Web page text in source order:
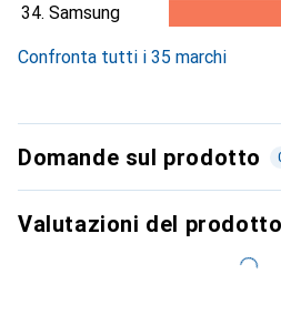
34. Samsung
Confronta tutti i 35 marchi
Domande sul prodotto
Valutazioni del prodotto